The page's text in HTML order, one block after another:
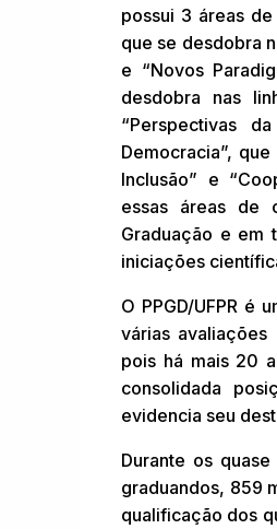
possui 3 áreas
que se desdobra
e “Novos
desdobra nas
“Perspectivas
Democracia”,
Inclusão” e
essas áreas de
Graduação e em
iniciações
O PPGD/UFPR é
várias avaliações
pois há mais 20
consolidada
evidencia seu
Durante os
graduandos, 859
qualificação dos